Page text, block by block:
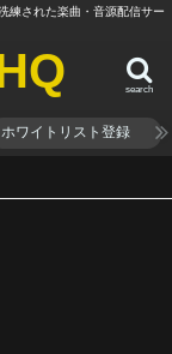
練された楽曲・音源配信サー
search
ホワイトリスト登録